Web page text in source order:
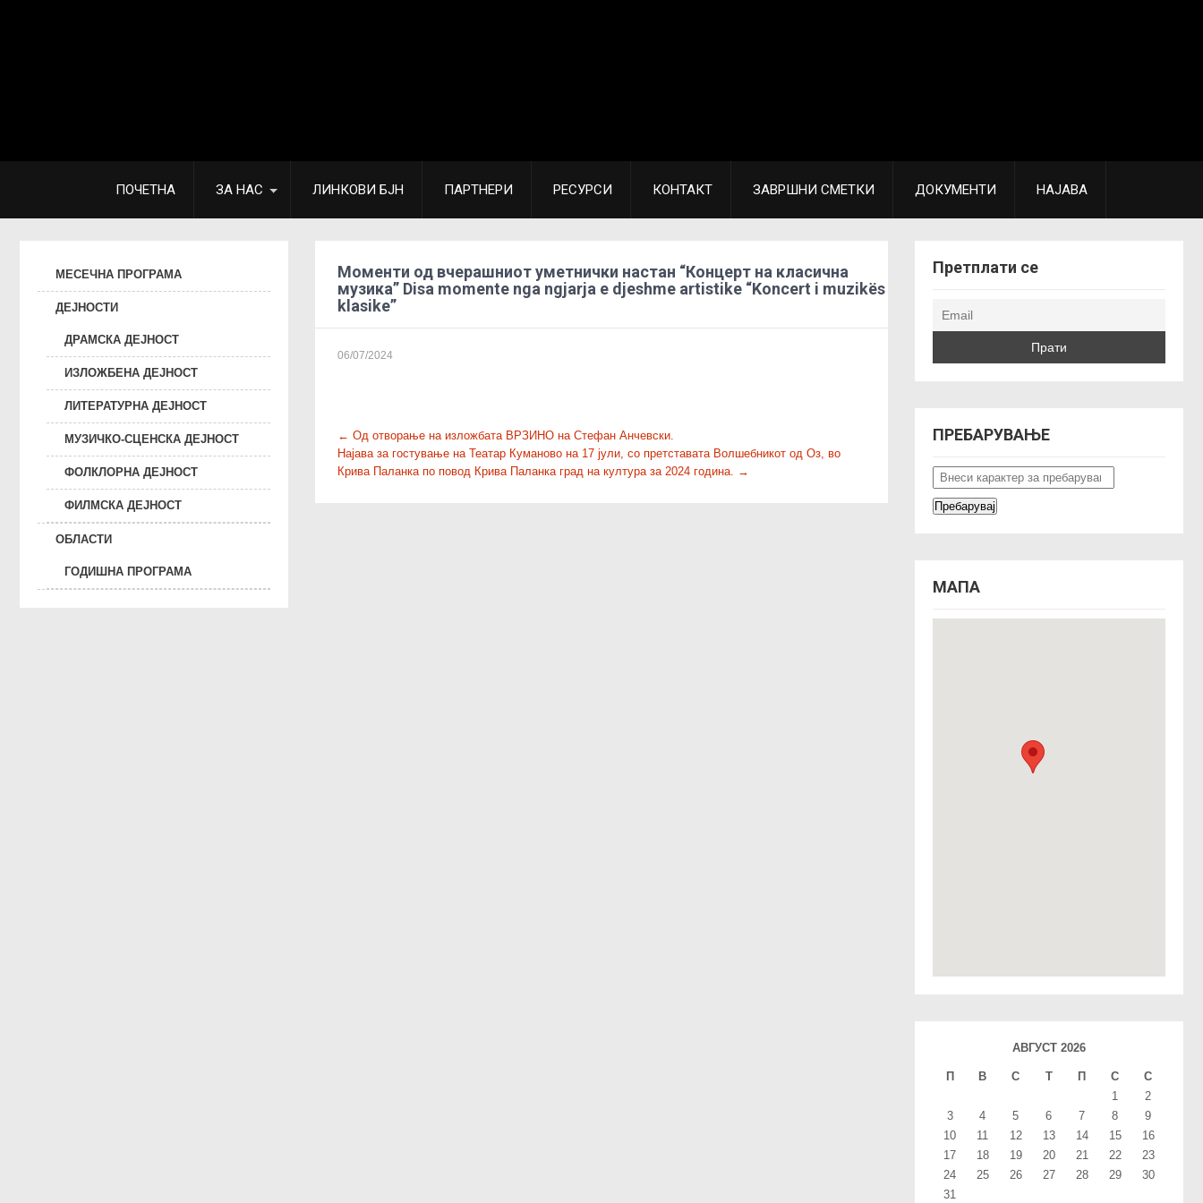
ПОЧЕТНА ЗА НАС ЛИНКОВИ БЈН ПАРТНЕРИ РЕСУРСИ КОНТАКТ ЗАВРШНИ СМЕТКИ ДОКУМЕНТИ НАЈАВА
МЕСЕЧНА ПРОГРАМА
ДЕЈНОСТИ
ДРАМСКА ДЕЈНОСТ
ИЗЛОЖБЕНА ДЕЈНОСТ
ЛИТЕРАТУРНА ДЕЈНОСТ
МУЗИЧКО-СЦЕНСКА ДЕЈНОСТ
ФОЛКЛОРНА ДЕЈНОСТ
ФИЛМСКА ДЕЈНОСТ
ОБЛАСТИ
ГОДИШНА ПРОГРАМА
Моменти од вчерашниот уметнички настан “Концерт на класична
музика” Disa momente nga ngjarja e djeshme artistike “Koncert i muzikës
klasike”
06/07/2024
P
o
s
← Од отворање на изложбата ВРЗИНО на Стефан Анчевски.
Најава за гостување на Театар Куманово на 17 јули, со претставата Волшебникот од Оз, во
Крива Паланка по повод Крива Паланка град на култура за 2024 година. →
Претплати се
ПРЕБАРУВАЊЕ
МАПА
АВГУСТ 2026
П В С T П С
С
1
2
3
4 5 6 7 8
9
10
11 12 13 14 15
16
17
18 19 20 21 22
23
24
25 26 27 28 29
30
31